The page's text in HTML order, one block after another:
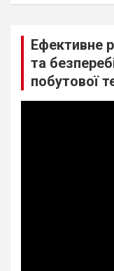
Ефективне
та
побутової